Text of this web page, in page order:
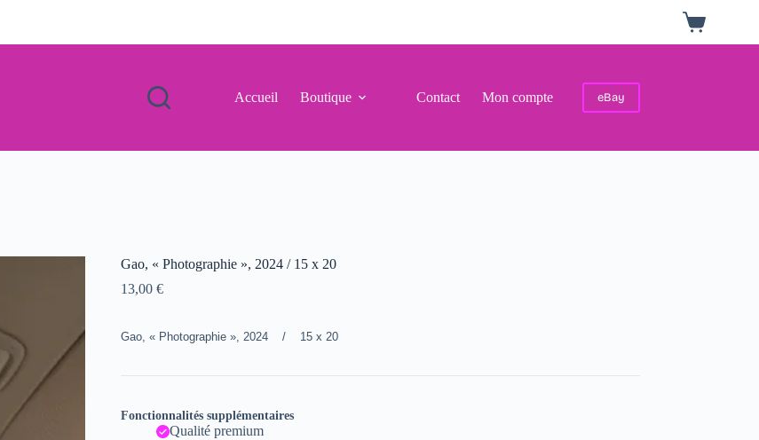
Panier
d’achat
Accueil Boutique Contact Mon compte eBay
Gao, « Photographie », 2024 / 15 x 20
13,00 €
Gao, « Photographie », 2024 / 15 x 20
Fonctionnalités supplémentaires
Qualité premium